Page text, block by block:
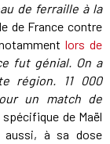
de ferraille à la
de France contre
lors de
fut génial. On a
région. 11 000
un match de
de Maël
à sa dose